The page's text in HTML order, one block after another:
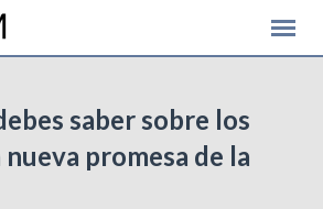
saber sobre los
nueva promesa de la